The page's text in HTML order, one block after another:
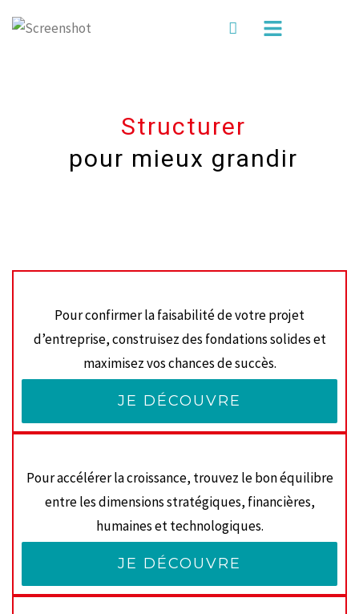
Structurer
pour mieux grandir
Pour confirmer la faisabilité de votre projet
d’entreprise, construisez des fondations solides et
maximisez vos chances de succès.
JE DÉCOUVRE
Pour accélérer la croissance, trouvez le bon équilibre
entre les dimensions stratégiques, financières,
humaines et technologiques.
JE DÉCOUVRE